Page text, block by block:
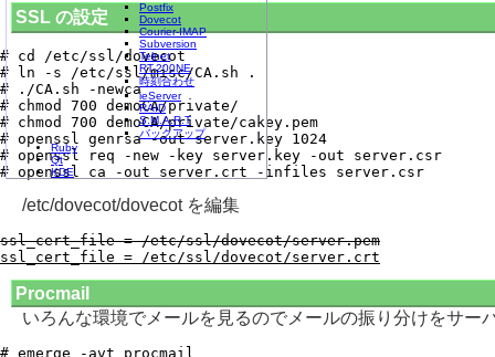
SSL の設定
# cd /etc/ssl/dovecot
# ln -s /etc/ssl/misc/CA.sh .
# ./CA.sh -newca
# chmod 700 demoCA/private/
# chmod 700 demoCA/private/cakey.pem
# openssl genrsa -out server.key 1024
# openssl req -new -key server.key -out server.csr
/etc/dovecot/dovecot を編集
ssl_cert_file = /etc/ssl/dovecot/server.pem
ssl_cert_file = /etc/ssl/dovecot/server.crt
Procmail
いろんな環境でメールを見るのでメールの振り分けをサー
Postfix
Dovecot
Courier-IMAP
Subversion
Telnet
RT-200NE
時刻合わせ
ieServer
RAID
S.M.A.R.T
バックアップ
Ruby
Qt
KDE